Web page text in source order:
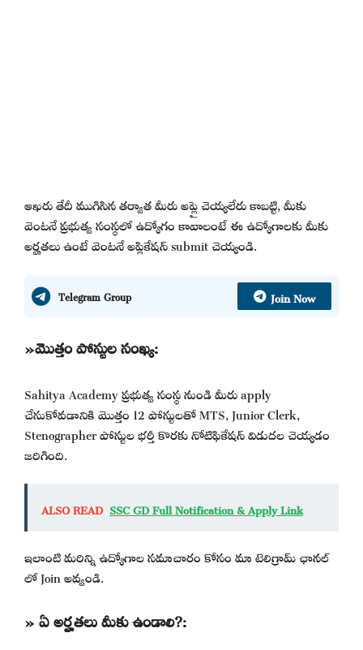
ఆఖరు తేదీ ముగిసిన తర్వాత మీరు అప్లై చెయ్యలేరు కాబట్టి, మీకు
వెంటనే ప్రభుత్వ సంస్థలో ఉద్యోగం కావాలంటే ఈ ఉద్యోగాలకు మీకు
అర్హతలు ఉంటే వెంటనే అప్లికేషన్ submit చెయ్యండి.
Telegram Group Join Now
»మొత్తం పోస్టుల సంఖ్య:
Sahitya Academy ప్రభుత్వ సంస్థ నుండి మీరు apply
చేసుకోవడానికి మొత్తం 12 పోస్టులతో MTS, Junior Clerk,
Stenographer పోస్టుల భర్తీ కొరకు నోటిఫికేషన్ విడుదల చెయ్యడం
జరిగింది.
ALSO READ SSC GD Full Notification & Apply Link
ఇలాంటి మరిన్ని ఉద్యోగాల సమాచారం కోసం మా టెలిగ్రామ్ ఛానల్
లో Join అవ్వండి.
» ఏ అర్హతలు మీకు ఉండాలి?: